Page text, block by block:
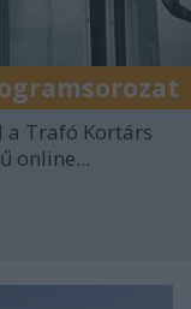
a Trafó Kortárs
online...